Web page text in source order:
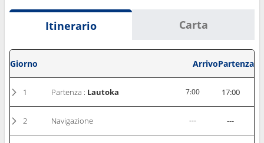
Itinerario Carta
Giorno ArrivoPartenza
1 Partenza : Lautoka 7:00 17:00
2 Navigazione --- ---